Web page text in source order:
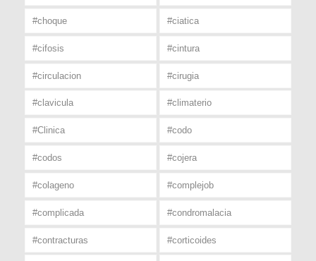
#choque #ciatica
#cifosis #cintura
#circulacion #cirugia
#clavicula #climaterio
#Clinica #codo
#codos #cojera
#colageno #complejob
#complicada #condromalacia
#contracturas #corticoides